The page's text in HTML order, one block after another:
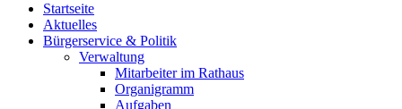
Startseite
Aktuelles
Bürgerservice & Politik
Verwaltung
Mitarbeiter im Rathaus
Organigramm
Aufgaben